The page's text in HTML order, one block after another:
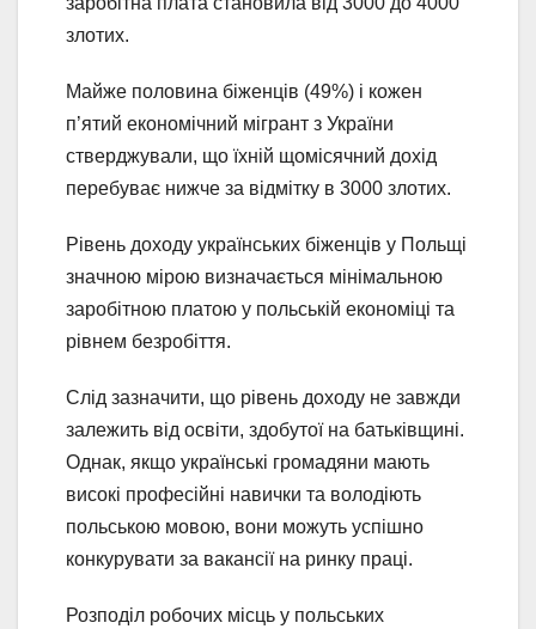
злотих.
Майже половина біженців (49%) і кожен
п’ятий економічний мігрант з України
стверджували, що їхній щомісячний дохід
перебуває нижче за відмітку в 3000 злотих.
Рівень доходу українських біженців у Польщі
значною мірою визначається мінімальною
заробітною платою у польській економіці та
рівнем безробіття.
Слід зазначити, що рівень доходу не завжди
залежить від освіти, здобутої на батьківщині.
Однак, якщо українські громадяни мають
високі професійні навички та володіють
польською мовою, вони можуть успішно
конкурувати за вакансії на ринку праці.
Розподіл робочих місць у польських